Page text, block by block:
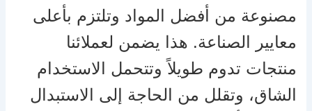
مصنوعة من أفضل المواد وتلتزم بأعلى
معايير الصناعة. هذا يضمن لعملائنا
منتجات تدوم طويلاً وتتحمل الاستخدام
الشاق، وتقلل من الحاجة إلى الاستبدال